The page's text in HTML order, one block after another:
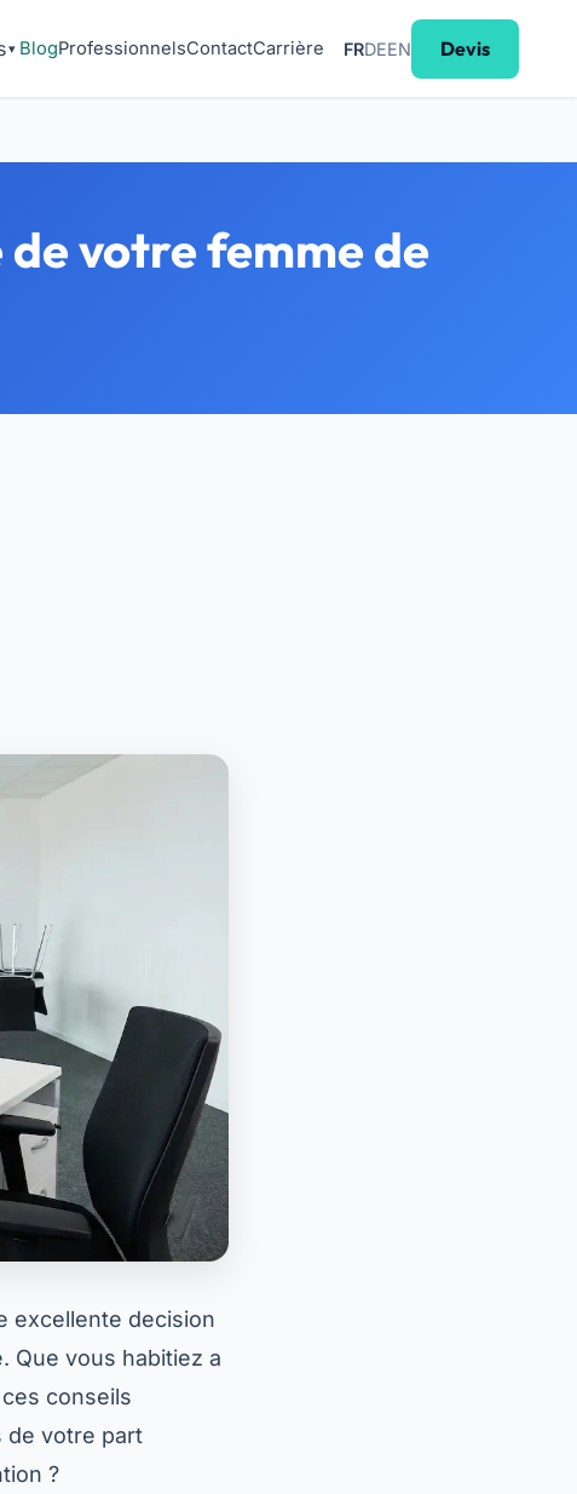
BlogProfessionnelsContactCarrière FRDEEN Devis
votre femme de
excellente decision
Que vous habitiez a
conseils
de votre part
?